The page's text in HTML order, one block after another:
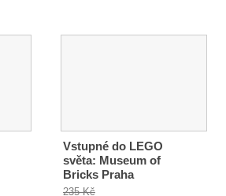
Vstupné do LEGO
světa: Museum of
Bricks Praha
235 Kč